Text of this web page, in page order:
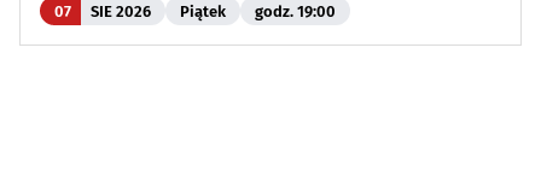
07 SIE 2026 Piątek godz. 19:00